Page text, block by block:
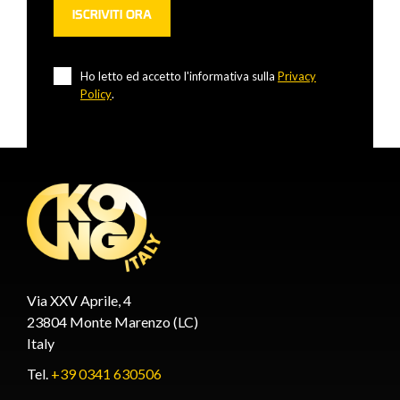
Ho letto ed accetto l'informativa sulla Privacy
Policy.
Via XXV Aprile, 4
23804 Monte Marenzo (LC)
Italy
Tel. +39 0341 630506